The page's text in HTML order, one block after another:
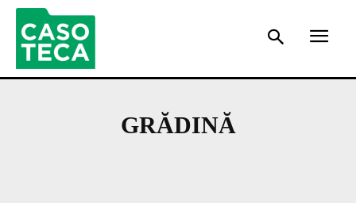
GRĂDINĂ